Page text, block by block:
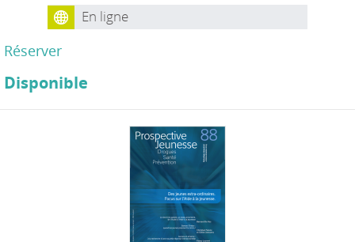
En ligne
Réserver
Disponible